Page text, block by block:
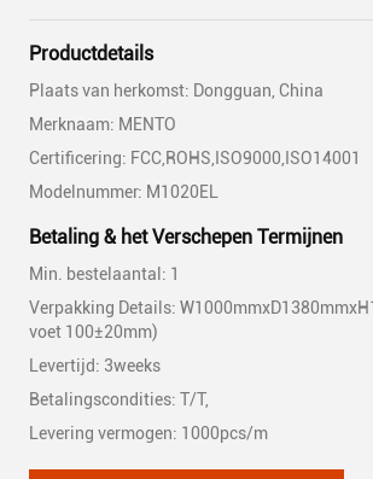
Productdetails
Plaats van herkomst: Dongguan, China
Merknaam: MENTO
Certificering: FCC,ROHS,ISO9000,ISO14001
Modelnummer: M1020EL
Betaling & het Verschepen Termijnen
Min. bestelaantal: 1
Verpakking Details:
voet 100±20mm)
Levertijd: 3weeks
Betalingscondities: T/T,
Levering vermogen: 1000pcs/m